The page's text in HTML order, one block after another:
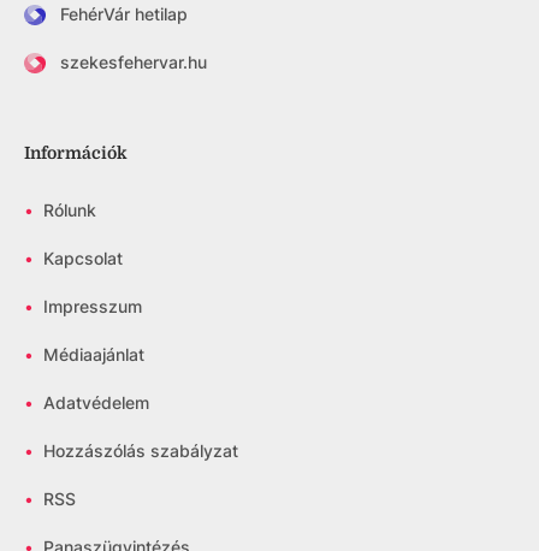
FehérVár hetilap
szekesfehervar.hu
Információk
• Rólunk
• Kapcsolat
• Impresszum
• Médiaajánlat
• Adatvédelem
• Hozzászólás szabályzat
• RSS